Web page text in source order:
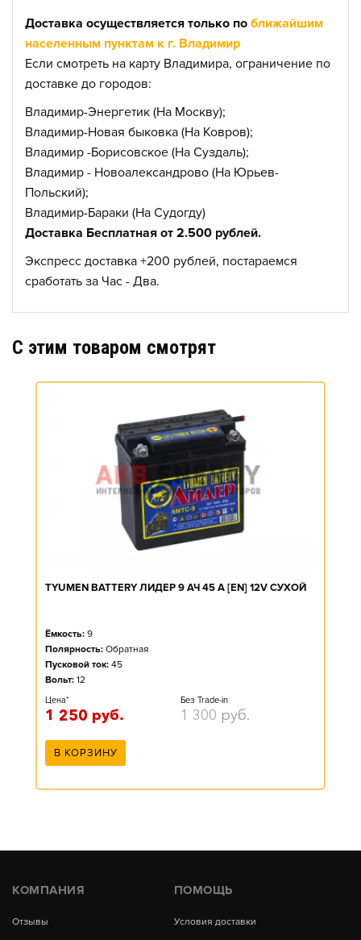
Доставка осуществляется только по ближайшим
населенным пунктам к г. Владимир
Если смотреть на карту Владимира, ограничение по
доставке до городов:
Владимир-Энергетик (На Москву);
Владимир-Новая быковка (На Ковров);
Владимир -Борисовское (На Суздаль);
Владимир - Новоалександрово (На Юрьев-
Польский);
Владимир-Бараки (На Судогду)
Доставка Бесплатная от 2.500 рублей.
Экспресс доставка +200 рублей, постараемся
сработать за Час - Два.
C этим товаром смотрят
TYUMEN BATTERY ЛИДЕР 9 АЧ 45 A [EN] 12V СУХОЙ
Ёмкость: 9
Полярность: Обратная
Пусковой ток: 45
Вольт: 12
Цена*
1 250 руб.
Без Trade-in
1 300 руб.
В КОРЗИНУ
КОМПАНИЯ
Отзывы
ПОМОЩЬ
Условия доставки